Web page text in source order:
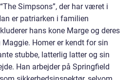
Simpsons”, der har været i
er patriarken i familien
hans kone Marge og deres
Homer er kendt for sin
stubbe, latterlig latter og sin
Han arbejder på Springfield